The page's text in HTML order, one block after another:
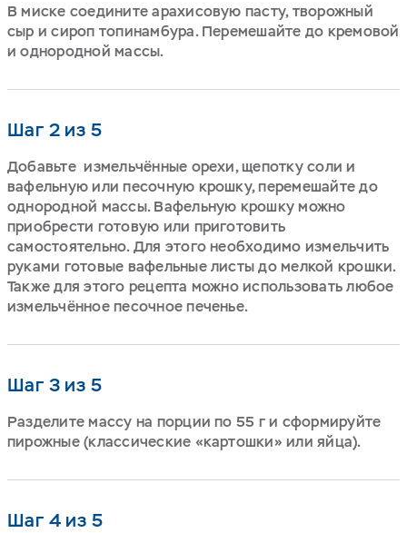
В миске соедините арахисовую пасту, творожный
сыр и сироп топинамбура. Перемешайте до кремовой
и однородной массы.
Шаг 2 из 5
Добавьте измельчённые орехи, щепотку соли и
вафельную или песочную крошку, перемешайте до
однородной массы. Вафельную крошку можно
приобрести готовую или приготовить
самостоятельно. Для этого необходимо измельчить
руками готовые вафельные листы до мелкой крошки.
Также для этого рецепта можно использовать любое
измельчённое песочное печенье.
Шаг 3 из 5
Разделите массу на порции по 55 г и сформируйте
пирожные (классические «картошки» или яйца).
Шаг 4 из 5